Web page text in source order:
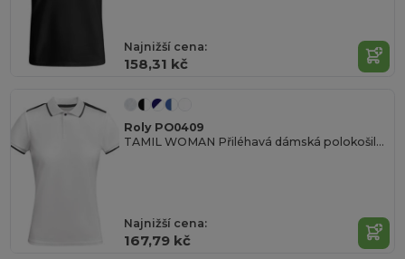
Najnižší cena:
158,31 kč
Roly PO0409
TAMIL WOMAN Přiléhavá dámská polokošile s krátkým rukávem z antibakteriálního recyklovaného polyesteru
Najnižší cena:
167,79 kč